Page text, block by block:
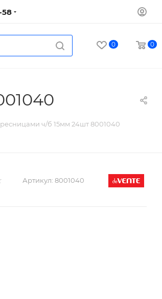
58
0 0
ч/б 15мм 24шт 8001040
Артикул: 8001040